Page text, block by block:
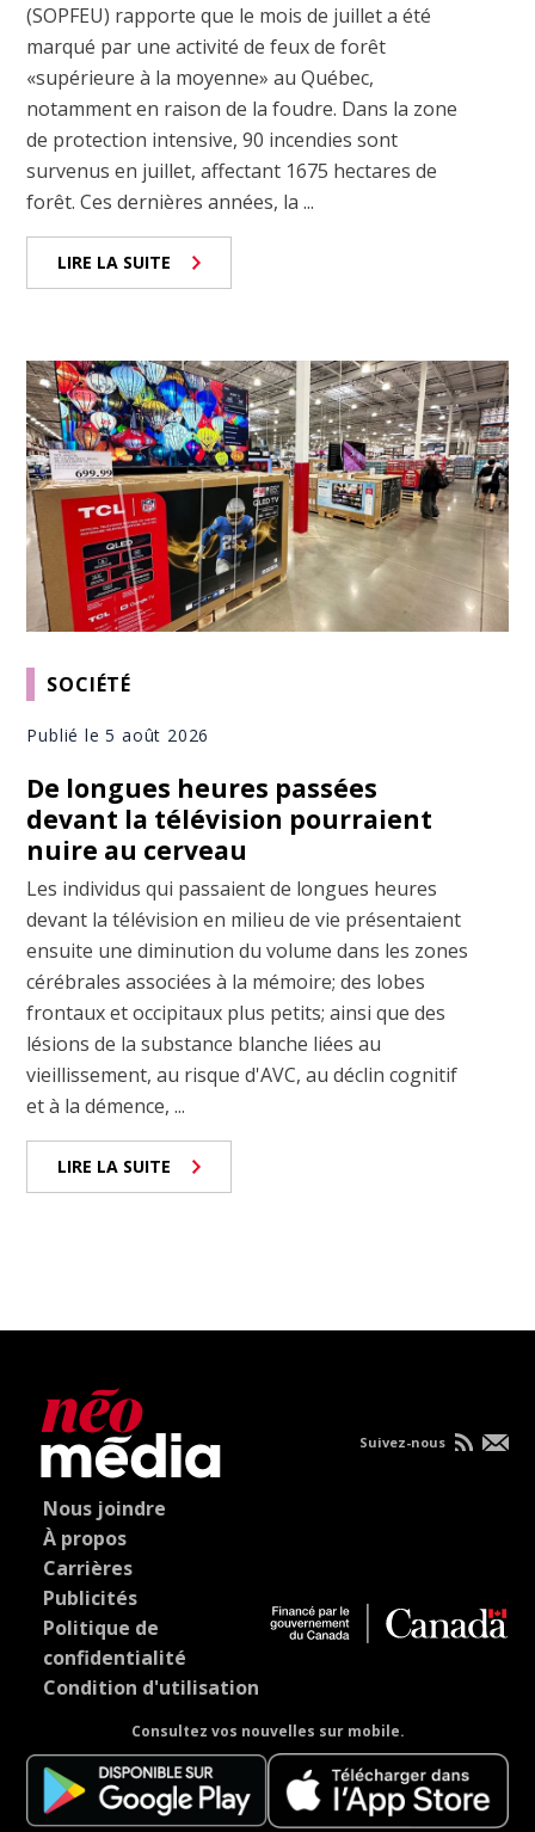
(SOPFEU) rapporte que le mois de juillet a été
marqué par une activité de feux de forêt
«supérieure à la moyenne» au Québec,
notamment en raison de la foudre. Dans la zone
de protection intensive, 90 incendies sont
survenus en juillet, affectant 1675 hectares de
forêt. Ces dernières années, la ...
LIRE LA SUITE
SOCIÉTÉ
Publié le 5 août 2026
De longues heures passées
devant la télévision pourraient
nuire au cerveau
Les individus qui passaient de longues heures
devant la télévision en milieu de vie présentaient
ensuite une diminution du volume dans les zones
cérébrales associées à la mémoire; des lobes
frontaux et occipitaux plus petits; ainsi que des
lésions de la substance blanche liées au
vieillissement, au risque d'AVC, au déclin cognitif
et à la démence, ...
LIRE LA SUITE
Nous joindre
À propos
Carrières
Publicités
Politique de
confidentialité
Condition d'utilisation
Consultez vos nouvelles sur mobile.
Suivez-nous